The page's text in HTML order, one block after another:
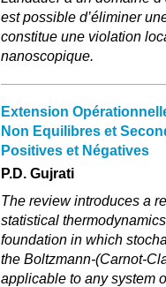
est possible d’éliminer
constitue une violation
nanoscopique.
Extension
Non Equilibres et
Positives et Négatives
P.D. Gujrati
The review introduces a
statistical
foundation in which
the Boltzmann-(Carnot-
applicable to any system